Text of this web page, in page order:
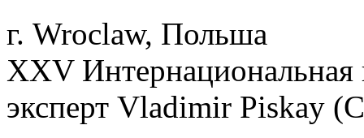
г. Wroclaw, Польша
XXV
эксперт Vladimir Piskay